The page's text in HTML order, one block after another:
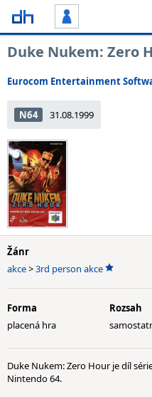
Duke Nukem: Zero
Eurocom Entertainment
N64 31.08.1999
Žánr
akce>3rd person akce
Forma
placená hra
Rozsah
Duke Nukem: Zero Hour je díl
Nintendo 64.